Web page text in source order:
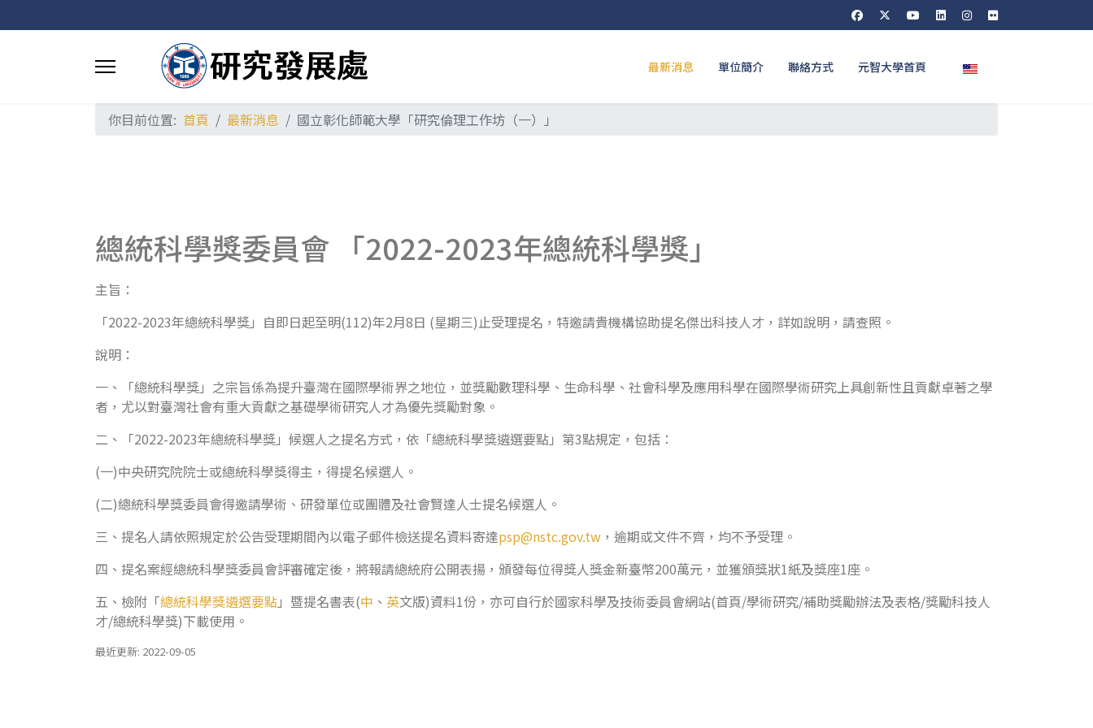
最新消息 單位簡介 聯絡方式 元智大學首頁 選擇你的語言
你目前位置: 首頁 最新消息 國立彰化師範大學「研究倫理工作坊（一）」
總統科學獎委員會 「2022-2023年總統科學獎」
主旨：
「2022-2023年總統科學獎」自即日起至明(112)年2月8日 (星期三)止受理提名，特邀請貴機構協助提名傑出科技人才，詳如說明，請查照。
說明：
一、「總統科學獎」之宗旨係為提升臺灣在國際學術界之地位，並獎勵數理科學、生命科學、社會科學及應用科學在國際學術研究上具創新性且貢獻卓著之學
者，尤以對臺灣社會有重大貢獻之基礎學術研究人才為優先獎勵對象。
二、「2022-2023年總統科學獎」候選人之提名方式，依「總統科學獎遴選要點」第3點規定，包括：
(一)中央研究院院士或總統科學獎得主，得提名候選人。
(二)總統科學獎委員會得邀請學術、研發單位或團體及社會賢達人士提名候選人。
三、提名人請依照規定於公告受理期間內以電子郵件檢送提名資料寄達psp@nstc.gov.tw ，逾期或文件不齊，均不予受理。
四、提名案經總統科學獎委員會評審確定後，將報請總統府公開表揚，頒發每位得獎人獎金新臺幣200萬元，並獲頒獎狀1紙及獎座1座。
五、檢附「總統科學獎遴選要點」暨提名書表(中 、 英文版)資料1份，亦可自行於國家科學及技術委員會網站(首頁/學術研究/補助獎勵辦法及表格/獎勵科技人
才/總統科學獎)下載使用。
最近更新: 2022-09-05